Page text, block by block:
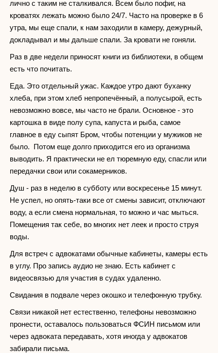
лично с таким не сталкивался. Всем было пофиг, на
кроватях лежать можно было 24/7. Часто на проверке в 6
утра, мы еще спали, к нам заходили в камеру, дежурный,
докладывал и мы дальше спали. За кровати не гоняли.
Раз в две недели приносят книги из библиотеки, в общем
есть что почитать.
Еда. Это отдельный ужас. Каждое утро дают буханку
хлеба, при этом хлеб непропечённый, а полусырой, есть
невозможно вовсе, мы часто не брали. Основное - это
картошка в виде полу супа, капуста и рыба, самое
главное в еду сыпят Бром, чтобы потенции у мужиков не
было. Потом еще долго приходится его из организма
выводить. Я практически не ел тюремную еду, спасли или
передачки свои или сокамерников.
Душ - раз в неделю в субботу или воскресенье 15 минут.
Не успел, но опять-таки все от смены зависит, отключают
воду, а если смена нормальная, то можно и час мыться.
Помещения так себе, во многих нет леек и просто струя
воды.
Для встреч с адвокатами обычные кабинеты, камеры есть
в углу. Про запись аудио не знаю. Есть кабинет с
видеосвязью для участия в судах удаленно.
Свидания в подвале через окошко и телефонную трубку.
Связи никакой нет естественно, телефоны невозможно
пронести, оставалось пользоваться ФСИН письмом или
через адвоката передавать, хотя иногда у адвокатов
забирали письма.